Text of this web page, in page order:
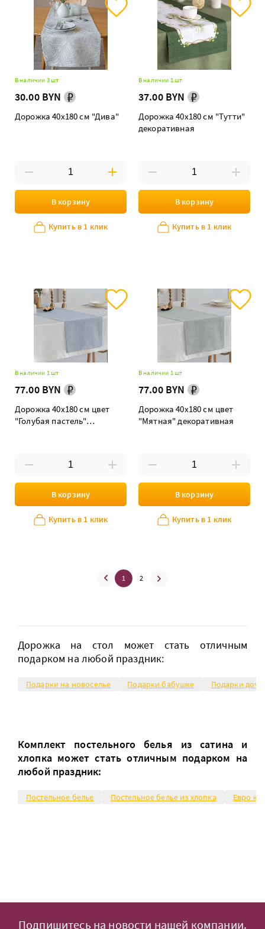
В наличии 3 шт
30.00 BYN
Дорожка 40х180 см "Дива"
В корзину
Купить в 1 клик
В наличии 1 шт
37.00 BYN
Дорожка 40х180 см "Тутти"
декоративная
В корзину
Купить в 1 клик
В наличии 1 шт
77.00 BYN
Дорожка 40х180 см цвет
"Голубая пастель"
В корзину
Купить в 1 клик
В наличии 1 шт
77.00 BYN
Дорожка 40х180 см цвет
"Мятная" декоративная
В корзину
Купить в 1 клик
1 2
Дорожка на стол может стать отличным
подарком на любой праздник:
Подарки на новоселье Подарки бабушке Подарки
Комплект постельного белья из сатина и
хлопка может стать отличным подарком на
любой праздник:
Постельное белье Постельное белье из хлопка Евро
Подпишитесь на новости нашей компании.